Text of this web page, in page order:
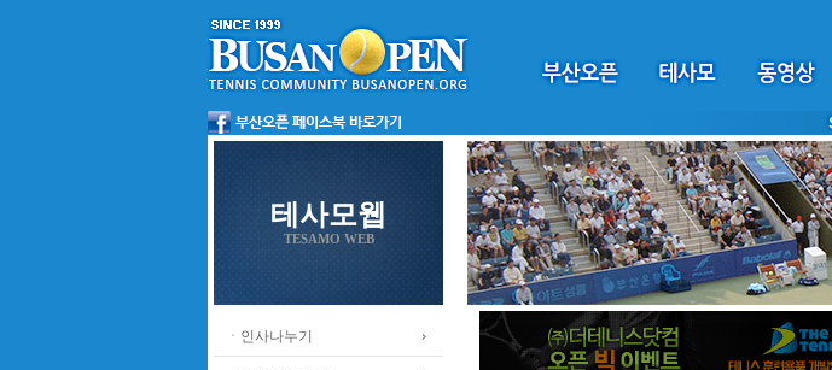
테사모웹
TESAMO WEB
ㆍ인사나누기